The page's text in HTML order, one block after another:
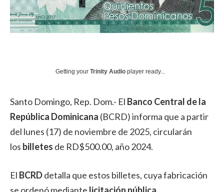
Getting your Trinity Audio player ready...
Santo Domingo, Rep. Dom.- El Banco Central de la
República Dominicana (BCRD) informa que a partir
del lunes (17) de noviembre de 2025, circularán
los billetes de RD$500.00, año 2024.
El BCRDdetalla que estos billetes, cuya fabricación